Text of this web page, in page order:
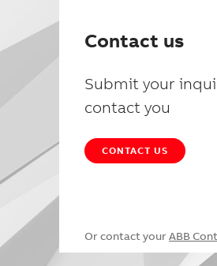
Contact us
Submit your
contact you
CONTACT US
Or contact your ABB